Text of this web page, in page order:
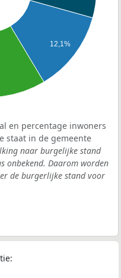
12,1%
en percentage inwoners
staat in de gemeente
naar burgelijke stand
onbekend. Daarom worden
de burgerlijke stand voor